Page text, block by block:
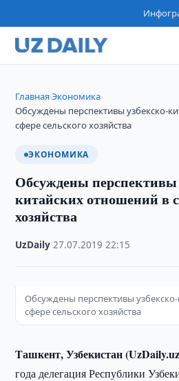
Главная›Экономика›
Обсуждены перспективы узбекско-
сфере сельского хозяйства
ЭКОНОМИКА
Обсуждены перспективы
китайских отношений в
хозяйства
UzDaily ·27.07.2019 ·22:15
Обсуждены перспективы
сфере сельского хозяйства
Ташкент, Узбекистан
года делегация Республики